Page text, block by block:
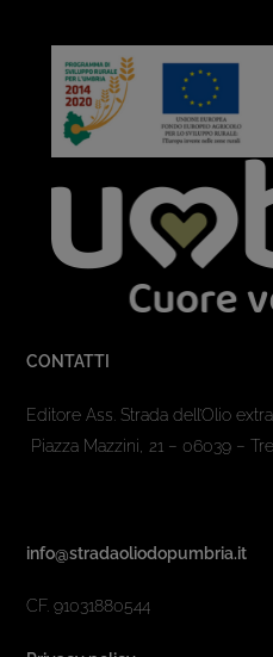
CONTATTI
Editore Ass. Strada dell’Olio
Piazza Mazzini, 21 – 06039 –
info@stradaoliodopumbria.it
CF. 91031880544